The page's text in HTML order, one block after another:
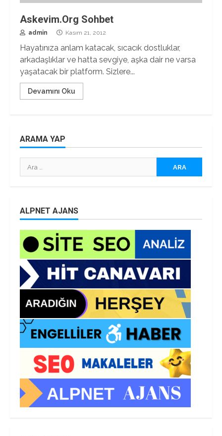
Askevim.Org Sohbet
admin Kasım 21, 2012
Hayatınıza anlam katacak, sıcacık dostluklar,
arkadaşlıklar ve hatta sevgiye, aşka dair ne varsa
yaşatacak bir platform. Sizlere...
Devamını Oku
ARAMA YAP
Arama:
ALPNET AJANS